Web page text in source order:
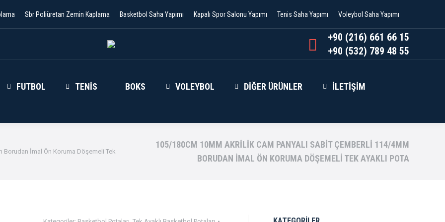
Sbr Poliüretan Zemin Kaplama Basketbol Saha Yapımı Kapalı Spor Salonu Yapımı Tenis Saha Yapımı Voleybol Saha Yapımı
+90 (216) 661 66 15
+90 (532) 789 48 55
FUTBOL TENIS BOKS VOLEYBOL DIĞER ÜRÜNLER İLETIŞIM
Borudan İmal Ön Koruma Döşemeli Tek
105/180CM 10MM AKRILIK CAM PANYALI SABIT ÇEMBERLI 114/4MM
BORUDAN İMAL ÖN KORUMA DÖŞEMELI TEK AYAKLI POTA